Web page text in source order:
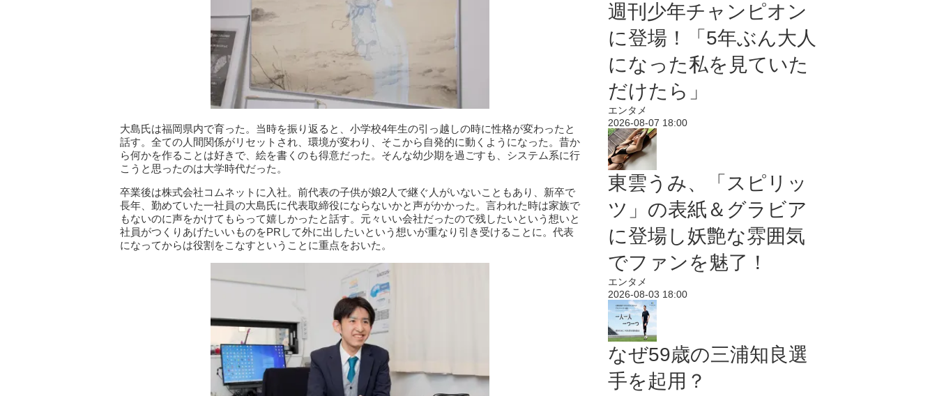
大島氏は福岡県内で育った。当時を振り返ると、小学校4年生の引っ越しの時に性格が変わったと
話す。全ての人間関係がリセットされ、環境が変わり、そこから自発的に動くようになった。昔か
ら何かを作ることは好きで、絵を書くのも得意だった。そんな幼少期を過ごすも、システム系に行
こうと思ったのは大学時代だった。
卒業後は株式会社コムネットに入社。前代表の子供が娘2人で継ぐ人がいないこともあり、新卒で
長年、勤めていた一社員の大島氏に代表取締役にならないかと声がかかった。言われた時は家族で
もないのに声をかけてもらって嬉しかったと話す。元々いい会社だったので残したいという想いと
社員がつくりあげたいいものをPRして外に出したいという想いが重なり引き受けることに。代表
になってからは役割をこなすということに重点をおいた。
週刊少年チャンピオン
に登場！「5年ぶん大人
になった私を見ていた
だけたら」
エンタメ
2026-08-07 18:00
東雲うみ、「スピリッ
ツ」の表紙＆グラビア
に登場し妖艶な雰囲気
でファンを魅了！
エンタメ
2026-08-03 18:00
なぜ59歳の三浦知良選
手を起用？